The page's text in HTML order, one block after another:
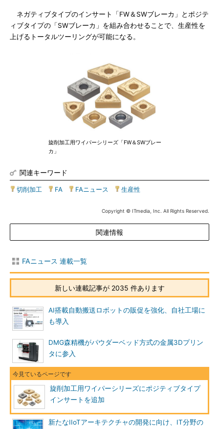
ネガティブタイプのインサート「FW＆SWブレーカ」とポジテ
ィブタイプの「SWブレーカ」を組み合わせることで、生産性を
上げるトータルツーリングが可能になる。
旋削加工用ワイパーシリーズ「FW＆SWブレー
カ」
関連キーワード
切削加工 FA FAニュース 生産性
Copyright © ITmedia, Inc. All Rights Reserved.
関連情報
FAニュース 連載一覧
新しい連載記事が 2035 件あります
AI搭載自動搬送ロボットの販促を強化、自社工場に
も導入
DMG森精機がパウダーベッド方式の金属3Dプリン
タに参入
旋削加工用ワイパーシリーズにポジティブタイプ
インサートを追加
新たなIIoTアーキテクチャの開発に向け、IT分野の